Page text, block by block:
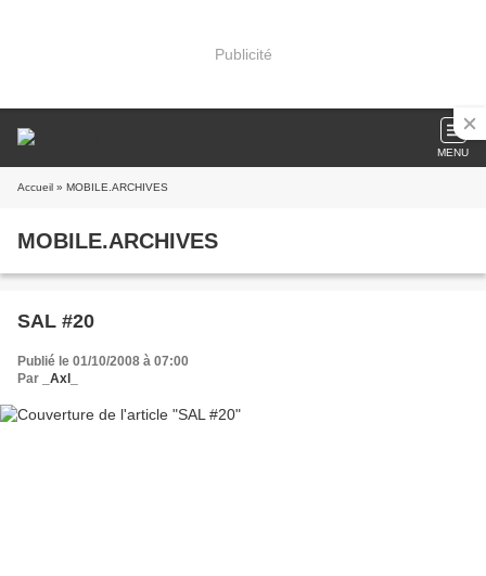
Publicité
MENU
Accueil » MOBILE.ARCHIVES
MOBILE.ARCHIVES
SAL #20
Publié le 01/10/2008 à 07:00
Par
_Axl_